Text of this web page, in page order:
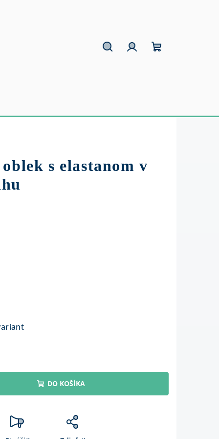
s elastanom v
DO KOŠÍKA